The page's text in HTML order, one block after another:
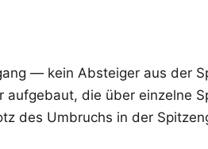
— kein Absteiger aus der
aufgebaut, die über einzelne
des Umbruchs in der